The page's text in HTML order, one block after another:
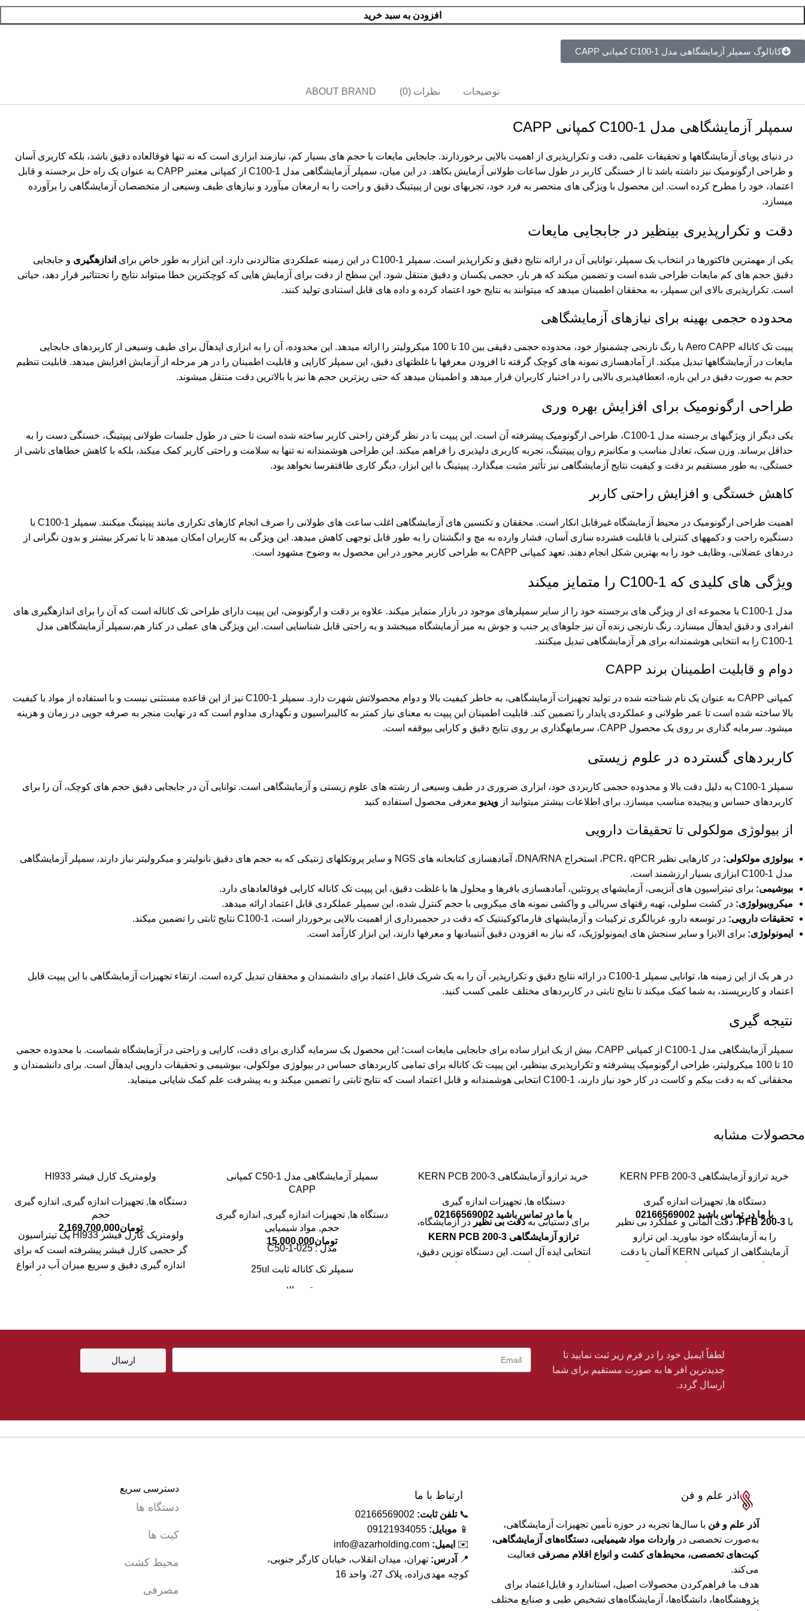
HONEYWELL
INTERNATIONAL
METROHM
METTLER TOLEDO
INVITROGEN
AGILENT TECHNOLOGIES
MZ-ANALYSENTECHNIK
GL SCIENCES
افزودن به سبد خرید
کاتالوگ سمپلر آزمایشگاهی مدل C100-1 کمپانی CAPP
توضیحات نظرات (0) ABOUT BRAND
سمپلر آزمایشگاهی مدل C100-1 کمپانی CAPP
در دنیای پویای آزمایشگاهها و تحقیقات علمی، دقت و تکرارپذیری از اهمیت بالایی برخوردارند. جابجایی مایعات با حجم های بسیار کم، نیازمند ابزاری است که نه تنها فوقالعاده دقیق باشد، بلکه کاربری آسان
و طراحی ارگونومیک نیز داشته باشد تا از خستگی کاربر در طول ساعات طولانی آزمایش بکاهد. در این میان، سمپلر آزمایشگاهی مدل C100-1 از کمپانی معتبر CAPP به عنوان یک راه حل برجسته و قابل
اعتماد، خود را مطرح کرده است. این محصول با ویژگی های منحصر به فرد خود، تجربهای نوین از پیپتینگ دقیق و راحت را به ارمغان میآورد و نیازهای طیف وسیعی از متخصصان آزمایشگاهی را برآورده
میسازد.
دقت و تکرارپذیری بینظیر در جابجایی مایعات
یکی از مهمترین فاکتورها در انتخاب یک سمپلر، توانایی آن در ارائه نتایج دقیق و تکرارپذیر است. سمپلر C100-1 در این زمینه عملکردی مثالزدنی دارد. این ابزار به طور خاص برای اندازهگیری و جابجایی
دقیق حجم های کم مایعات طراحی شده است و تضمین میکند که هر بار، حجمی یکسان و دقیق منتقل شود. این سطح از دقت برای آزمایش هایی که کوچکترین خطا میتواند نتایج را تحتتاثیر قرار دهد، حیاتی
است. تکرارپذیری بالای این سمپلر، به محققان اطمینان میدهد که میتوانند به نتایج خود اعتماد کرده و داده های قابل استنادی تولید کنند.
محدوده حجمی بهینه برای نیازهای آزمایشگاهی
پیپت تک کاناله Aero CAPP با رنگ نارنجی چشمنواز خود، محدوده حجمی دقیقی بین 10 تا 100 میکرولیتر را ارائه میدهد. این محدوده، آن را به ابزاری ایدهآل برای طیف وسیعی از کاربردهای جابجایی
مایعات در آزمایشگاهها تبدیل میکند. از آمادهسازی نمونه های کوچک گرفته تا افزودن معرفها با غلظتهای دقیق، این سمپلر کارایی و قابلیت اطمینان را در هر مرحله از آزمایش افزایش میدهد. قابلیت تنظیم
حجم به صورت دقیق در این بازه، انعطافپذیری بالایی را در اختیار کاربران قرار میدهد و اطمینان میدهد که حتی ریزترین حجم ها نیز با بالاترین دقت منتقل میشوند.
طراحی ارگونومیک برای افزایش بهره وری
یکی دیگر از ویژگیهای برجسته مدل C100-1
، طراحی ارگونومیک پیشرفته آن است. این پیپت با در نظر گرفتن راحتی کاربر ساخته شده است تا حتی در طول جلسات طولانی پیپتینگ، خستگی دست را به
حداقل برساند. وزن سبک، تعادل مناسب و مکانیزم روان پیپتینگ، تجربه کاربری دلپذیری را فراهم میکند. این طراحی هوشمندانه نه تنها به سلامت و راحتی کاربر کمک میکند، بلکه با کاهش خطاهای ناشی از
خستگی، به طور مستقیم بر دقت و کیفیت نتایج آزمایشگاهی نیز تأثیر مثبت میگذارد. پیپتینگ با این ابزار ، دیگر کاری طاقتفرسا نخواهد بود.
کاهش خستگی و افزایش راحتی کاربر
اهمیت طراحی ارگونومیک در محیط آزمایشگاه غیرقابل انکار است. محققان و تکنسین های آزمایشگاهی اغلب ساعت های طولانی را صرف انجام کارهای تکراری مانند پیپتینگ میکنند. سمپلر C100-1 با
دستگیره راحت و دکمههای کنترلی با قابلیت فشرده سازی آسان، فشار وارده به مچ و انگشتان را به طور قابل توجهی کاهش میدهد. این ویژگی به کاربران امکان میدهد تا با تمرکز بیشتر و بدون نگرانی از
دردهای عضلانی، وظایف خود را به بهترین شکل انجام دهند. تعهد کمپانی CAPP به طراحی کاربر محور در این محصول به وضوح مشهود است.
ویژگی های کلیدی که C100-1 را متمایز میکند
مدل C100-1 با مجموعه ای از ویژگی های برجسته خود را از سایر سمپلرهای موجود در بازار متمایز میکند. علاوه بر دقت و ارگونومی، این پیپت دارای طراحی تک کاناله است که آن را برای اندازهگیری های
انفرادی و دقیق ایدهآل میسازد. رنگ نارنجی زنده آن نیز جلوهای پر جنب و جوش به میز آزمایشگاه میبخشد و به راحتی قابل شناسایی است. این ویژگی های عملی در کنار هم،سمپلر آزمایشگاهی مدل
C100-1 را به انتخابی هوشمندانه برای هر آزمایشگاهی تبدیل میکنند.
دوام و قابلیت اطمینان برند CAPP
کمپانی CAPP به عنوان یک نام شناخته شده در تولید تجهیزات آزمایشگاهی، به خاطر کیفیت بالا و دوام محصولاتش شهرت دارد. سمپلر C100-1 نیز از این قاعده مستثنی نیست و با استفاده از مواد با کیفیت
بالا ساخته شده است تا عمر طولانی و عملکردی پایدار را تضمین کند. قابلیت اطمینان این پیپت به معنای نیاز کمتر به کالیبراسیون و نگهداری مداوم است که در نهایت منجر به صرفه جویی در زمان و هزینه
میشود. سرمایه گذاری بر روی یک محصول CAPP، سرمایهگذاری بر روی نتایج دقیق و کارایی بیوقفه است.
کاربردهای گسترده در علوم زیستی
سمپلر C100-1 به دلیل دقت بالا و محدوده حجمی کاربردی خود، ابزاری ضروری در طیف وسیعی از رشته های علوم زیستی و آزمایشگاهی است. توانایی آن در جابجایی دقیق حجم های کوچک، آن را برای
کاربردهای حساس و پیچیده مناسب میسازد. برای اطلاعات بیشتر میتوانید از ویدیو معرفی محصول استفاده کنید
از بیولوژی مولکولی تا تحقیقات دارویی
بیولوژی مولکولی:
در کارهایی نظیر PCR، qPCR، استخراج DNA/RNA، آمادهسازی کتابخانه های NGS و سایر پروتکلهای ژنتیکی که به حجم های دقیق نانولیتر و میکرولیتر نیاز دارند، سمپلر آزمایشگاهی
مدل C100-1 ابزاری بسیار ارزشمند است.
بیوشیمی: برای تیتراسیون های آنزیمی، آزمایشهای پروتئین، آمادهسازی بافرها و محلول ها با غلظت دقیق، این پیپت تک کاناله کارایی فوقالعادهای دارد.
میکروبیولوژی: در کشت سلولی، تهیه رقتهای سریالی و واکشی نمونه های میکروبی با حجم کنترل شده، این سمپلر
عملکردی قابل اعتماد ارائه میدهد.
تحقیقات دارویی: در توسعه دارو، غربالگری ترکیبات و آزمایشهای فارماکوکینتیک که دقت در حجمبرداری از اهمیت بالایی برخوردار است، C100-1 نتایج ثابتی را تضمین میکند.
ایمونولوژی: برای الایزا و سایر سنجش های ایمونولوژیک، که نیاز به افزودن دقیق آنتیبادیها و معرفها دارند، این ابزار کارآمد است.
در هر یک از این زمینه ها، توانایی سمپلر C100-1 در ارائه نتایج دقیق و تکرارپذیر، آن را به یک شریک قابل اعتماد برای دانشمندان و محققان تبدیل کرده است. ارتقاء تجهیزات آزمایشگاهی با این پیپت قابل
اعتماد و کاربرپسند، به شما کمک میکند تا نتایج ثابتی در کاربردهای مختلف علمی کسب کنید.
نتیجه گیری
سمپلر آزمایشگاهی مدل C100-1 از کمپانی CAPP، بیش از یک ابزار ساده برای جابجایی مایعات است؛ این محصول یک سرمایه گذاری برای دقت، کارایی و راحتی در آزمایشگاه شماست. با محدوده حجمی
10 تا 100 میکرولیتر، طراحی ارگونومیک پیشرفته و تکرارپذیری بینظیر، این پیپت تک کاناله برای تمامی کاربردهای حساس در بیولوژی مولکولی، بیوشیمی و تحقیقات دارویی ایدهآل است. برای دانشمندان و
محققانی که به دقت بیکم و کاست در کار خود نیاز دارند، C100-1 انتخابی هوشمندانه و قابل اعتماد است که نتایج ثابتی را تضمین میکند و به پیشرفت علم کمک شایانی مینماید.
محصولات مشابه
خرید ترازو آزمایشگاهی KERN PFB 200-3
دستگاه ها,تجهیزات اندازه گیری
با ما در تماس باشید 02166569002
با PFB 200-3، دقت آلمانی و عملکرد بی نظیر
را به آزمایشگاه خود بیاورید. اینترازو
آزمایشگاهی از کمپانی KERN آلمان با دقت
کند و آن را به انتخابی برتر برای محیط های
خرید ترازو آزمایشگاهی KERN PCB 200-3
دستگاه ها,تجهیزات اندازه گیری
با ما در تماس باشید 02166569002
برای دستیابی بهدقت بی نظیر در آزمایشگاه،
ترازو آزمایشگاهی KERN PCB 200-3
انتخابی ایده آل است. این دستگاه توزین دقیق،
تضمین می کند و بهره وری آزمایشگاه شما را
دقت 0.001 گرم برای نتایج قابل اعتماد.
پایداری سریع و عملکرد قابل اطمینان.
سمپلر آزمایشگاهی مدل C50-1 کمپانی
CAPP
دستگاه ها, تجهیزات اندازه گیری, اندازه گیری
حجم, مواد شیمیایی
تومان15,000,000
مدل : C50-1-025
سمپلر تک کاناله ثابت 25ul
دقت بالا
قابل استفاده در بیولوژی، مولکولی، شیمی و
آزمایش های پزشکی
ولومتریک کارل فیشر HI933
دستگاه ها, تجهیزات اندازه گیری, اندازه گیری
حجم
تومان2,169,700,000
ولومتریک کارل فیشر HI933 یک تیتراسیون
گر حجمی کارل فیشر پیشرفته است که برای
اندازه گیری دقیق و سریع میزان آب در انواع
دقت و تکرارپذیری بی نظیر:
بسیار دقیق.
لطفاً ایمیل خود را در فرم زیر ثبت نمایید تا
جدیدترین افر ها به‌ صورت مستقیم برای شما
ارسال گردد.
ارسال
اذر علم و فن
آذر علم و فن با سال‌ها تجربه در حوزه تأمین تجهیزات آزمایشگاهی،
به‌صورت تخصصی درواردات مواد شیمیایی، دستگاه‌های آزمایشگاهی،
کیت‌های تخصصی، محیط‌های کشت و انواع اقلام مصرفی فعالیت
می‌کند.
هدف ما فراهم‌کردن محصولات اصیل، استاندارد و قابل‌اعتماد برای
پژوهشگاه‌ها، دانشگاه‌ها، آزمایشگاه‌های تشخیص طبی و صنایع مختلف
ارتباط با ما
📞تلفن ثابت:
📱 موبایل: 09121934055
✉️ ایمیل: info@azarholding.com
📍
آدرس: تهران، میدان انقلاب، خیابان کارگر جنوبی،
کوچه مهدی‌زاده، پلاک 27، واحد 16
دسترسی سریع
دستگاه ها
کیت ها
محیط کشت
مصرفی